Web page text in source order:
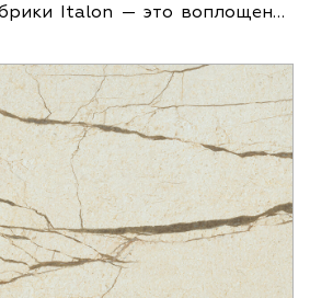
Italon — это воплощение
объединяет лучшие
мастеринства и высокие
предлагая любителям
превосходное качество и
Фабрика Italon,
производства
керамогранита, сочетает в
и технологическую мощь.
устоях итальянского